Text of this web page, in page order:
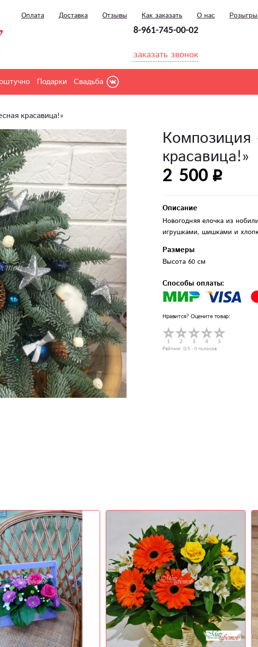
Оплата Доставка Отзывы Как заказать О нас
8-961-745-00-02
заказать звонок
Подарки Свадьба
красавица!»
Композиция
красавица!»
2 500
Описание
Новогодняя елочка из
игрушками, шишками и
Размеры
Высота 60 см
Способы оплаты:
Нравится? Оцените товар:
Рейтинг: 0/5 - 0 голосов